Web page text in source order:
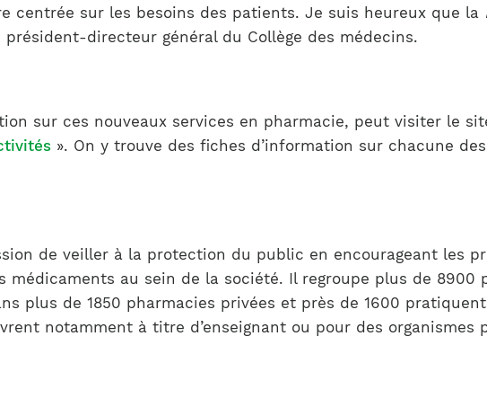
centrée sur les besoins des patients. Je suis heureux que la
président-directeur général du Collège des médecins.
sur ces nouveaux services en pharmacie, peut visiter le
». On y trouve des fiches d’information sur chacune
de veiller à la protection du public en encourageant les
médicaments au sein de la société. Il regroupe plus de 8900
plus de 1850 pharmacies privées et près de 1600
notamment à titre d’enseignant ou pour des